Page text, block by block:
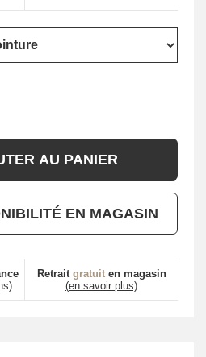
AU PANIER
EN MAGASIN
Retrait gratuiten magasin
(en savoir plus)